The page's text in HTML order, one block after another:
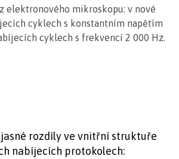
elektronového mikroskopu: v nové
cyklech s konstantním napětím
cyklech s frekvencí 2 000 Hz.
rozdíly ve vnitřní struktuře
nabíjecích protokolech: